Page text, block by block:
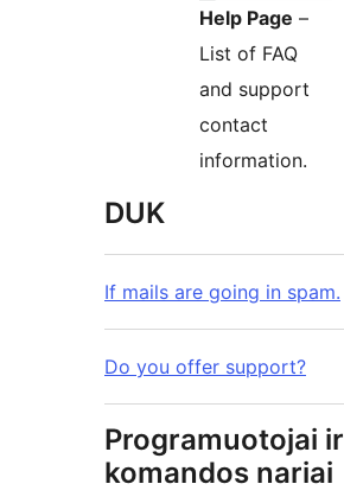
Help Page –
List of FAQ
and support
contact
information.
DUK
If mails are going in spam.
Do you offer support?
Programuotojai ir
komandos nariai